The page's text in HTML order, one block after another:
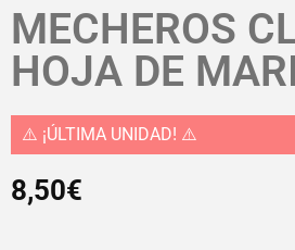
MECHEROS
HOJA DE
⚠️ ¡ÚLTIMA UNIDAD! ⚠️
8,50€